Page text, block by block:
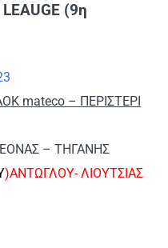
(9η
mateco – ΠΕΡΙΣΤΕΡΙ
– ΤΗΓΑΝΗΣ
)ΑΝΤΩΓΛΟΥ- ΛΙΟΥΤΣΙΑΣ